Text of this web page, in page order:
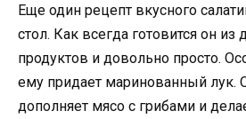
Еще один рецепт вкусного
стол. Как всегда готовится он из
продуктов и довольно просто.
ему придает маринованный лук.
дополняет мясо с грибами и